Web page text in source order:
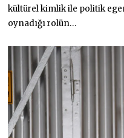
2
kültürel kimlik ile politik
oynadığı rolün…